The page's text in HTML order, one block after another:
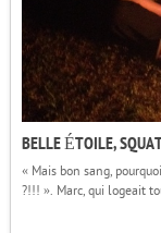
BELLE ÉTOILE,
« Mais bon sang,
?!!! ». Marc, qui logeait